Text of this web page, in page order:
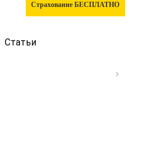
Страхование БЕСПЛАТНО
Статьи